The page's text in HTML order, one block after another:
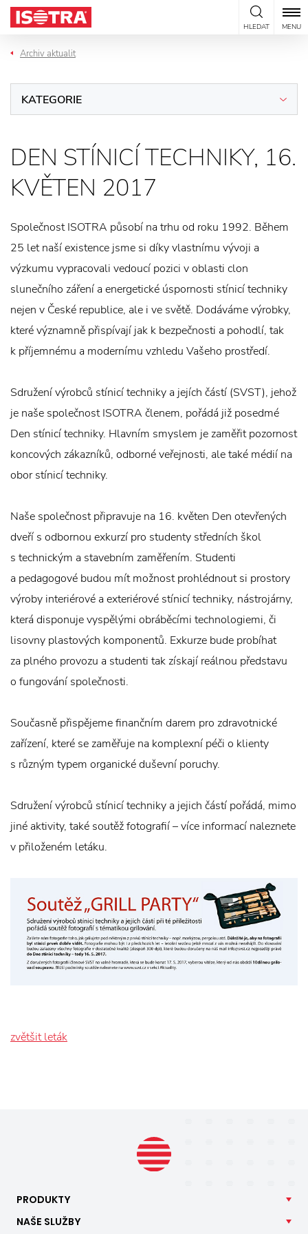
Přeskočit na obsah
HLEDAT MENU
Archiv aktualit
KATEGORIE
DEN STÍNICÍ TECHNIKY, 16.
KVĚTEN 2017
Společnost ISOTRA působí na trhu od roku 1992. Během
25 let naší existence jsme si díky vlastnímu vývoji a
výzkumu vypracovali vedoucí pozici v oblasti clon
slunečního záření a energetické úspornosti stínicí techniky
nejen v České republice, ale i ve světě. Dodáváme výrobky,
které významně přispívají jak k bezpečnosti a pohodlí, tak
k příjemnému a modernímu vzhledu Vašeho prostředí.
Sdružení výrobců stínicí techniky a jejích částí (SVST), jehož
je naše společnost ISOTRA členem, pořádá již posedmé
Den stínicí techniky. Hlavním smyslem je zaměřit pozornost
koncových zákazníků, odborné veřejnosti, ale také médií na
obor stínicí techniky.
Naše společnost připravuje na 16. květen Den otevřených
dveří s odbornou exkurzí pro studenty středních škol
s technickým a stavebním zaměřením. Studenti
a pedagogové budou mít možnost prohlédnout si prostory
výroby interiérové a exteriérové stínicí techniky, nástrojárny,
která disponuje vyspělými obráběcími technologiemi, či
lisovny plastových komponentů. Exkurze bude probíhat
za plného provozu a studenti tak získají reálnou představu
o fungování společnosti.
Současně přispějeme finančním darem pro zdravotnické
zařízení, které se zaměřuje na komplexní péči o klienty
s různým typem organické duševní poruchy.
Sdružení výrobců stínicí techniky a jejich částí pořádá, mimo
jiné aktivity, také soutěž fotografií – více informací naleznete
v přiloženém letáku.
zvětšit leták
PRODUKTY
NAŠE SLUŽBY